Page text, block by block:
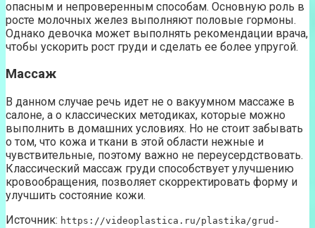
опасным и непроверенным способам. Основную роль в
росте молочных желез выполняют половые гормоны.
Однако девочка может выполнять рекомендации врача,
чтобы ускорить рост груди и сделать ее более упругой.
Массаж
В данном случае речь идет не о вакуумном массаже в
салоне, а о классических методиках, которые можно
выполнить в домашних условиях. Но не стоит забывать
о том, что кожа и ткани в этой области нежные и
чувствительные, поэтому важно не переусердствовать.
Классический массаж груди способствует улучшению
кровообращения, позволяет скорректировать форму и
улучшить состояние кожи.
Источник: https://videoplastica.ru/plastika/grud-